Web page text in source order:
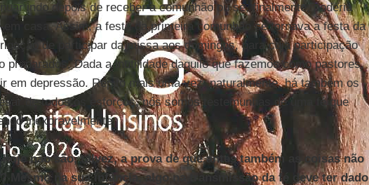
indo depois de receber a comunhão ou se, finalmente, poderia
em casa. Assim, a festa da primeira comunhão se tornava a festa da
de participar da missa aos domingos, para cuja participação
preparados. Dada a inutilidade daquilo que fazemos como pastores,
em depressão. Repito mais uma vez: naturalmente, há também os
de todos os esforços, nós somos testemunhas de uma fé que
inexoravelmente.
não são, talvez, a prova de que antes também as coisas não
Mesmo na sua infância, algo na transmissão da fé deve ter dado